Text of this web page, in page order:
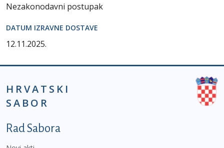
Nezakonodavni postupak
DATUM IZRAVNE DOSTAVE
12.11.2025.
HRVATSKI
SABOR
Podnožje prvi izbornik
Rad Sabora